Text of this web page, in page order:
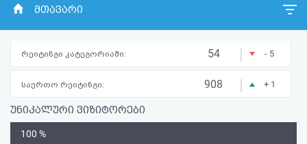
პასუხი
პაროლის
აღდგენა
მთავარი
რეიტინგი კატეგორიაში: 54 | - 5
საერთო რეიტინგი: 908 | + 1
უნიკალური ვიზიტორები
100 %